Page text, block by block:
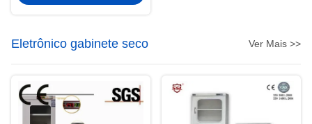
Eletrônico gabinete seco Ver Mais >>